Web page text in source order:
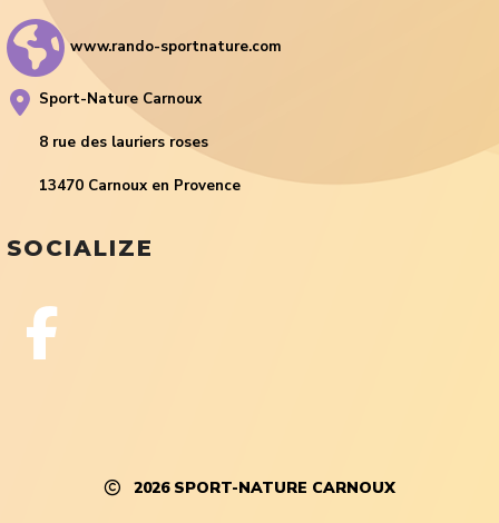
www.rando-sportnature.com
Sport-Nature Carnoux
8 rue des lauriers roses
13470 Carnoux en Provence
SOCIALIZE
2026 SPORT-NATURE CARNOUX